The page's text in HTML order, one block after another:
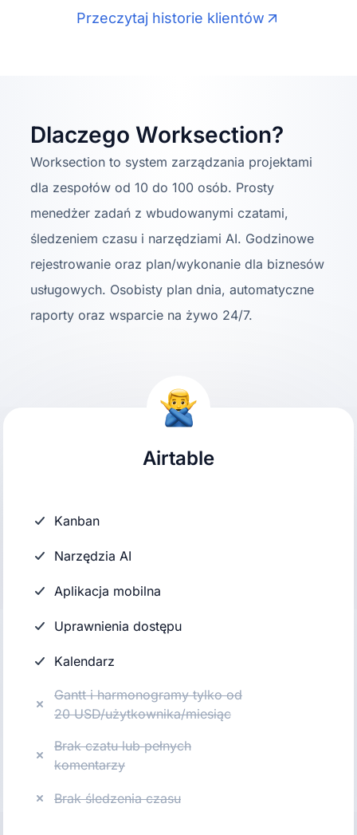
Przeczytaj historie klientów
Dlaczego Worksection?
Worksection to system zarządzania projektami
dla zespołów od 10 do 100 osób. Prosty
menedżer zadań z wbudowanymi czatami,
śledzeniem czasu i narzędziami AI. Godzinowe
rejestrowanie oraz plan/wykonanie dla biznesów
usługowych. Osobisty plan dnia, automatyczne
raporty oraz wsparcie na żywo 24/7.
Airtable
Kanban
Narzędzia AI
Aplikacja mobilna
Uprawnienia dostępu
Kalendarz
Gantt i harmonogramy tylko od
20 USD/użytkownika/miesiąc
Brak czatu lub pełnych
komentarzy
Brak śledzenia czasu